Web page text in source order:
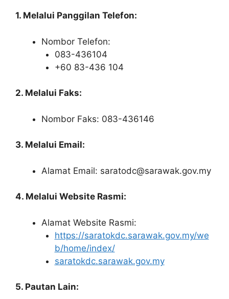
1. Melalui Panggilan Telefon:
Nombor Telefon:
083-436104
+60 83-436 104
2. Melalui Faks:
Nombor Faks: 083-436146
3. Melalui Email:
Alamat Email: saratodc@sarawak.gov.my
4. Melalui Website Rasmi:
Alamat Website Rasmi:
https://saratokdc.sarawak.gov.my/we
b/home/index/
saratokdc.sarawak.gov.my
5. Pautan Lain: